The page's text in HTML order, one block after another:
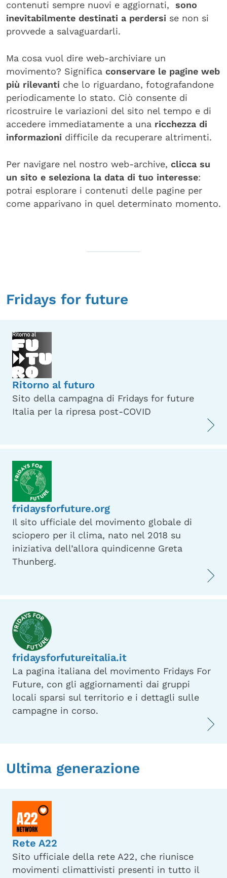
contenuti sempre nuovi e aggiornati, sono
inevitabilmente destinati a perdersi se non si
provvede a salvaguardarli.
Ma cosa vuol dire web-archiviare un
movimento? Significa conservare le pagine web
più rilevanti che lo riguardano, fotografandone
periodicamente lo stato. Ciò consente di
ricostruire le variazioni del sito nel tempo e di
accedere immediatamente a una ricchezza di
informazioni difficile da recuperare altrimenti.
Per navigare nel nostro web-archive, clicca su
un sito e seleziona la data di tuo interesse:
potrai esplorare i contenuti delle pagine per
come apparivano in quel determinato momento.
Fridays for future
Ritorno al futuro
Sito della campagna di Fridays for future
Italia per la ripresa post-COVID
fridaysforfuture.org
Il sito ufficiale del movimento globale di
sciopero per il clima, nato nel 2018 su
iniziativa dell’allora quindicenne Greta
Thunberg.
fridaysforfutureitalia.it
La pagina italiana del movimento Fridays For
Future, con gli aggiornamenti dai gruppi
locali sparsi sul territorio e i dettagli sulle
campagne in corso.
Ultima generazione
Rete A22
Sito ufficiale della rete A22, che riunisce
movimenti climattivisti presenti in tutto il